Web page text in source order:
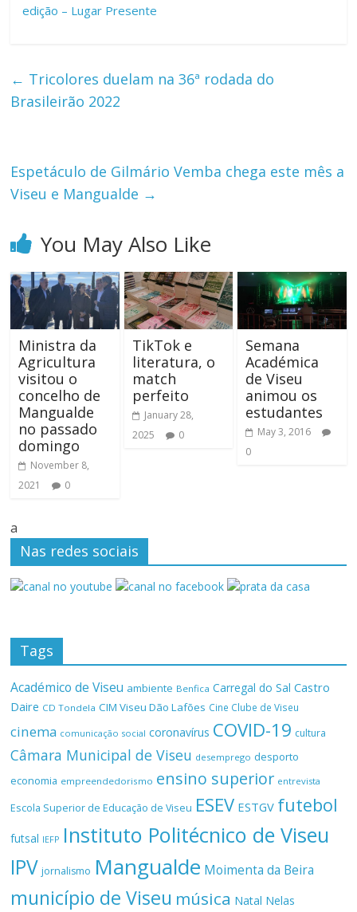
edição – Lugar Presente
← Tricolores duelam na 36ª rodada do
Brasileirão 2022
Espetáculo de Gilmário Vemba chega este mês a
Viseu e Mangualde →
You May Also Like
Ministra da
Agricultura
visitou o
concelho de
Mangualde
no passado
domingo
November 8,
2021
0
TikTok e
literatura, o
match
perfeito
January 28,
2025
0
Semana
Académica
de Viseu
animou os
estudantes
May 3, 2016
0
a
Nas redes sociais
Tags
Académico de Viseu ambiente Benfica Carregal do Sal Castro
Daire CD Tondela CIM Viseu Dão Lafões Cine Clube de Viseu
cinema comunicação social coronavírus COVID-19 cultura
Câmara Municipal de Viseu desemprego desporto
economia empreendedorismo ensino superior entrevista
Escola Superior de Educação de Viseu ESEV ESTGV futebol
futsal IEFP Instituto Politécnico de Viseu
IPV jornalismo Mangualde Moimenta da Beira
município de Viseu música Natal Nelas